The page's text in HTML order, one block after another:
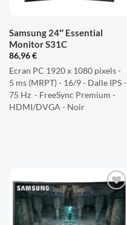
Samsung 24″ Essential
Monitor S31C
86,96€
Ecran PC 1920 x 1080 pixels -
5 ms (MRPT) - 16/9 - Dalle IPS -
75 Hz - FreeSync Premium -
HDMI/DVGA - Noir
AJOUTER
À LA
LISTE